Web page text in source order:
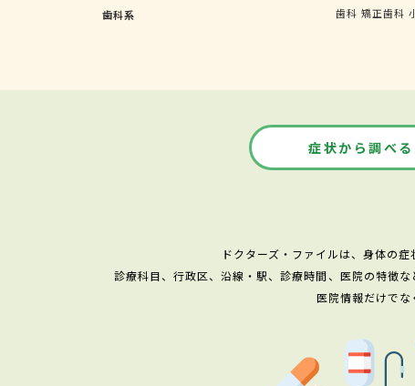
歯科系
歯科 矯正歯科
症状から調べる
ドクターズ・ファイルは、身体の
診療科目、行政区、沿線・駅、診療時間、医院の特徴
医院情報だけでな